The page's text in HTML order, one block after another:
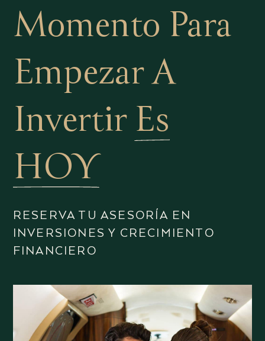
Momento Para
Empezar A
Invertir Es
HOY
RESERVA TU ASESORÍA EN
INVERSIONES Y CRECIMIENTO
FINANCIERO